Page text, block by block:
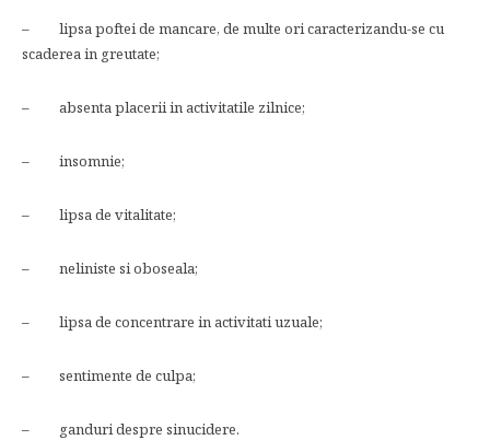
– lipsa poftei de mancare, de multe ori caracterizandu-se cu
scaderea in greutate;
– absenta placerii in activitatile zilnice;
– insomnie;
– lipsa de vitalitate;
– neliniste si oboseala;
– lipsa de concentrare in activitati uzuale;
– sentimente de culpa;
– ganduri despre sinucidere.